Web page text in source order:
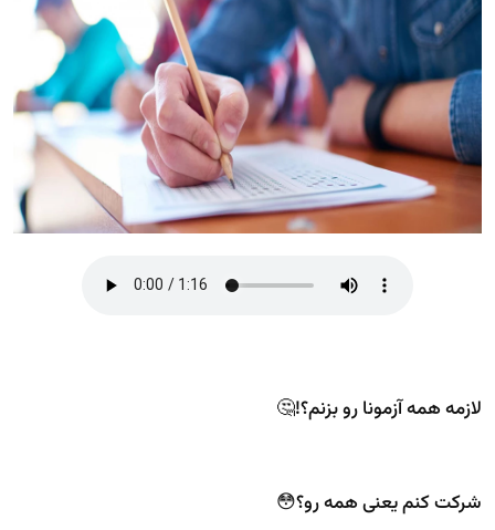
لازمه همه آزمونا رو بزنم؟!🤔
شرکت کنم یعنی همه رو؟😳